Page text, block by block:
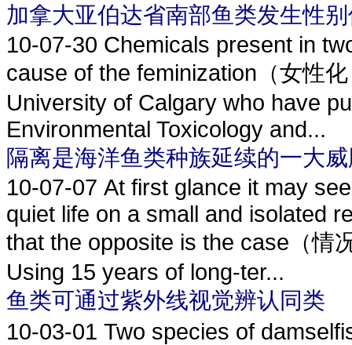
加拿大亚伯达省南部鱼类发生性
10-07-30 Chemicals present in
cause of the feminization（女性
University of Calgary who have
Environmental Toxicology and...
隔离是海洋鱼类种族延续的一大
10-07-07 At first glance it may
quiet life on a small and isolated
that the opposite is the case（情
Using 15 years of long-ter...
鱼类可通过紫外线视觉辨认同类
10-03-01 Two species of